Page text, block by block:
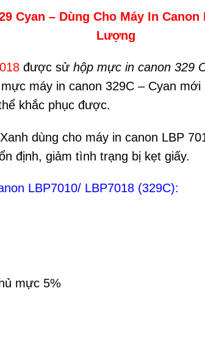
Cyan – Dùng Cho Máy In Canon
Lượng
được sử hộp mực in canon 329
máy in canon 329C – Cyan
khắc phục được.
dùng cho máy in canon LBP
định, giảm tình trạng bị kẹt giấy.
LBP7010/ LBP7018 (329C):
mực 5%